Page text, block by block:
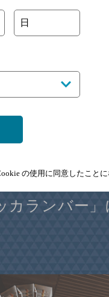
る「ザ・マ
ランバー」
日
の使用に同意したことに